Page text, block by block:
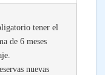
tener el
de 6 meses
nuevas